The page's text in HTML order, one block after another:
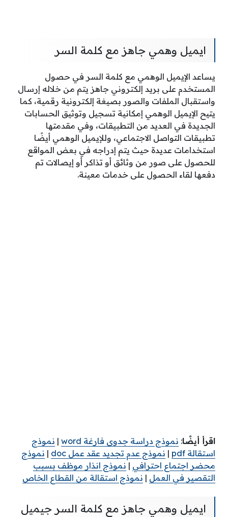
ايميل وهمي جاهز مع كلمة السر
يساعد الإيميل الوهمي مع كلمة السر في حصول
المستخدم على بريد إلكتروني جاهز يتم من خلاله إرسال
واستقبال الملفات والصور بصيغة إلكترونية رقمية، كما
يتيح الإيميل الوهمي إمكانية تسجيل وتوثيق الحسابات
الجديدة في العديد من التطبيقات، وفي مقدمتها
تطبيقات التواصل الاجتماعي، وللإيميل الوهمي أيضًا
استخدامات عديدة حيث يتم إدراجه في بعض المواقع
للحصول على صور من وثائق أو تذاكر أو إيصالات تم
دفعها لقاء الحصول على خدمات معينة.
اقرأ أيضًا: نموذج دراسة جدوى فارغة word | نموذج
استقالة pdf
| نموذج عدم تجديد عقد عمل doc | نموذج
محضر اجتماع احترافي | نموذج انذار موظف بسبب
التقصير في العمل | نموذج استقالة من القطاع الخاص
ايميل وهمي جاهز مع كلمة السر جيميل